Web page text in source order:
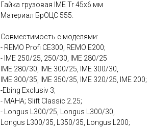
Гайка грузовая IME Tr 45x6 мм
Материал БрОЦС 555.
Совместимость с моделями:
- REMO Profi CE300, REMO E200;
- IME 250/25, 250/30, IME 280/25
IME 280/30, IME 300/25, IME 300/30,
IME 300/35, IME 350/35, IME 320/25, IME 200;
-Ebing Exclusiv 3;
- MAHA; Slift Classic 2.25;
- Longus L300/25, Longus L300/30,
Longus L300/35, L350/35, Longus L200;